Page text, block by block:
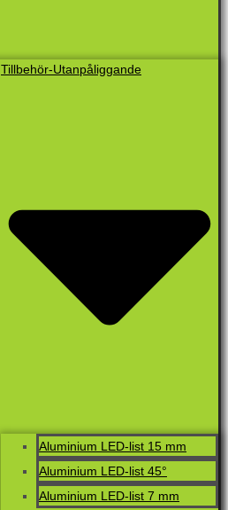
Tillbehör-Utanpåliggande
Aluminium LED-list 15 mm
Aluminium LED-list 45°
Aluminium LED-list 7 mm